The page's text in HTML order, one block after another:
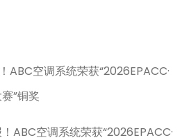
ABC空调系统荣获“2026EPACC·
”铜奖
ABC空调系统荣获“2026EPACC·